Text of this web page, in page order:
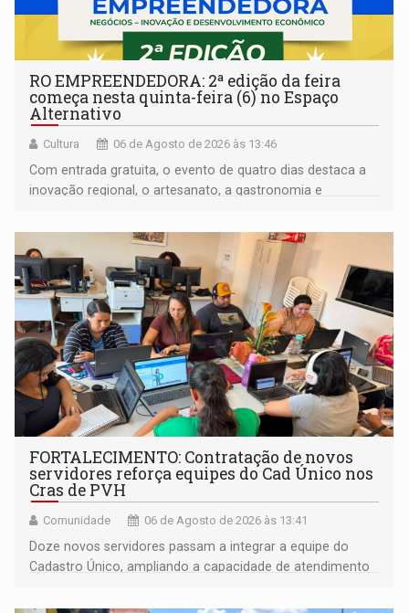
RO EMPREENDEDORA: 2ª edição da feira
começa nesta quinta-feira (6) no Espaço
Alternativo
Cultura 06 de Agosto de 2026 às 13:46
Com entrada gratuita, o evento de quatro dias destaca a
inovação regional, o artesanato, a gastronomia e
FORTALECIMENTO: Contratação de novos
servidores reforça equipes do Cad Único nos
Cras de PVH
Comunidade 06 de Agosto de 2026 às 13:41
Doze novos servidores passam a integrar a equipe do
Cadastro Único, ampliando a capacidade de atendimento